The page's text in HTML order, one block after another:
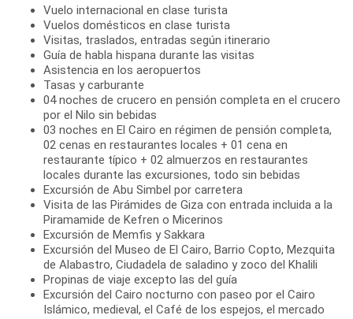
Vuelo internacional en clase turista
Vuelos domésticos en clase turista
Visitas, traslados, entradas según itinerario
Guía de habla hispana durante las visitas
Asistencia en los aeropuertos
Tasas y carburante
04 noches de crucero en pensión completa en el crucero
por el Nilo sin bebidas
03 noches en El Cairo en régimen de pensión completa,
02 cenas en restaurantes locales + 01 cena en
restaurante típico + 02 almuerzos en restaurantes
locales durante las excursiones, todo sin bebidas
Excursión de Abu Simbel por carretera
Visita de las Pirámides de Giza con entrada incluida a la
Piramamide de Kefren o Micerinos
Excursión de Memfis y Sakkara
Excursión del Museo de El Cairo, Barrio Copto, Mezquita
de Alabastro, Ciudadela de saladino y zoco del Khalili
Propinas de viaje excepto las del guía
Excursión del Cairo nocturno con paseo por el Cairo
Islámico, medieval, el Café de los espejos, el mercado